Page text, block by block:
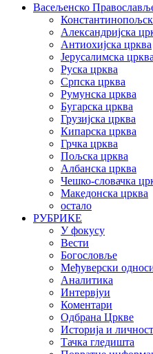
Васељенско
Александријска
Антиохијска црква
Јерусалимска црква
Руска црква
Српска црква
Румунска црква
Бугарска црква
Грузијска црква
Кипарска црква
Грчка црква
Пољска црква
Албанска црква
Чешко-словачка
Македонска црква
остало
РУБРИКЕ
У фокусу
Вести
Богословље
Међуверски
Аналитика
Интервјуи
Коментари
Одбрана Цркве
Историја и
Тачка гледишта